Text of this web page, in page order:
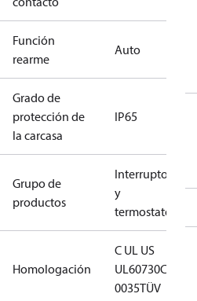
Función
rearme
Auto
Grado de
protección de
la carcasa
IP65
Grupo de
productos
Interruptores
y
termostatos
Homologación
C UL US
UL60730CE
0035TÜV